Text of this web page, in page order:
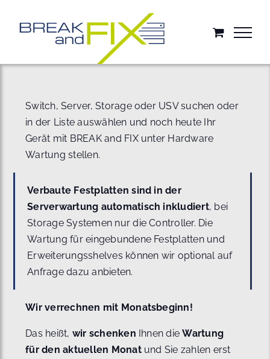
springen
Switch, Server, Storage oder USV suchen oder
in der Liste auswählen und noch heute Ihr
Gerät mit BREAK and FIX unter Hardware
Wartung stellen.
Verbaute Festplatten sind in der
Serverwartung automatisch inkludiert, bei
Storage Systemen nur die Controller. Die
Wartung für eingebundene Festplatten und
Erweiterungsshelves können wir optional auf
Anfrage dazu anbieten.
Wir verrechnen mit Monatsbeginn!
Das heißt, wir schenken Ihnen dieWartung
für den aktuellen Monat und Sie zahlen erst